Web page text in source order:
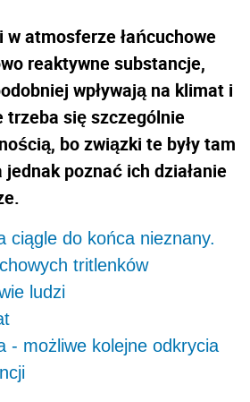
w atmosferze łańcuchowe
reaktywne substancje,
wpływają na klimat i
trzeba się szczególnie
bo związki te były tam
jednak poznać ich działanie
ciągle do końca nieznany.
tritlenków
ludzi
- możliwe kolejne odkrycia